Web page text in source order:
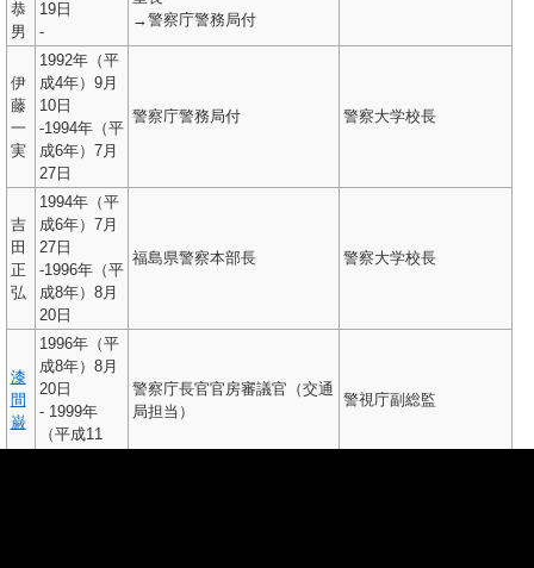
恭
男
19日
-
→警察庁警務局付
伊
藤
一
実
1992年（平
成4年）9月
10日
-1994年（平
成6年）7月
27日
警察庁警務局付 警察大学校長
吉
田
正
弘
1994年（平
成6年）7月
27日
-1996年（平
成8年）8月
20日
福島県警察本部長 警察大学校長
漆
間
巌
1996年（平
成8年）8月
20日
- 1999年
（平成11
警察庁長官官房審議官（交通
局担当）
警視庁副総監